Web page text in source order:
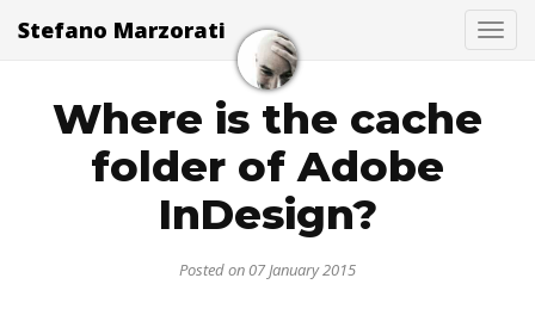
Stefano Marzorati
Where is the cache
folder of Adobe
InDesign?
Posted on 07 January 2015